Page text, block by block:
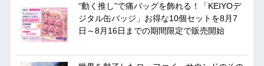
“動く推し”で痛バッグを飾れる！「KEIYOデ
ジタル缶バッジ」お得な10個セットを8月7
日～8月16日までの期間限定で販売開始